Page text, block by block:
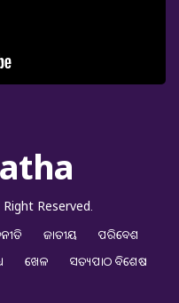
Reserved.
ଜାତୀୟ
ପରିବେଶ
ଖେଳ ସତ୍ୟପାଠ ବିଶେଷ